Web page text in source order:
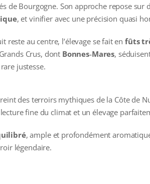
de Bourgogne. Son approche repose
, et vinifier avec une précision quasi
au centre, l’élevage se fait en fûts
Crus, dont Bonnes‑Mares,
justesse.
des terroirs mythiques de la Côte de
fine du climat et un élevage
, ample et profondément
légendaire.